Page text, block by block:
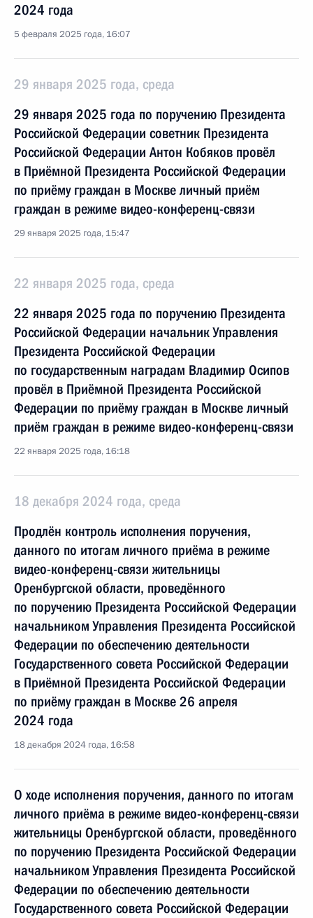
2024 года
5 февраля 2025 года, 16:07
29 января 2025 года, среда
29 января 2025 года по поручению Президента
Российской Федерации советник Президента
Российской Федерации Антон Кобяков провёл
в Приёмной Президента Российской Федерации
по приёму граждан в Москве личный приём
граждан в режиме видео-конференц-связи
29 января 2025 года, 15:47
22 января 2025 года, среда
22 января 2025 года по поручению Президента
Российской Федерации начальник Управления
Президента Российской Федерации
по государственным наградам Владимир Осипов
провёл в Приёмной Президента Российской
Федерации по приёму граждан в Москве личный
приём граждан в режиме видео-конференц-связи
22 января 2025 года, 16:18
18 декабря 2024 года, среда
Продлён контроль исполнения поручения,
данного по итогам личного приёма в режиме
видео-конференц-связи жительницы
Оренбургской области, проведённого
по поручению Президента Российской Федерации
начальником Управления Президента Российской
Федерации по обеспечению деятельности
Государственного совета Российской Федерации
в Приёмной Президента Российской Федерации
по приёму граждан в Москве 26 апреля
2024 года
18 декабря 2024 года, 16:58
О ходе исполнения поручения, данного по итогам
личного приёма в режиме видео-конференц-связи
жительницы Оренбургской области, проведённого
по поручению Президента Российской Федерации
начальником Управления Президента Российской
Федерации по обеспечению деятельности
Государственного совета Российской Федерации